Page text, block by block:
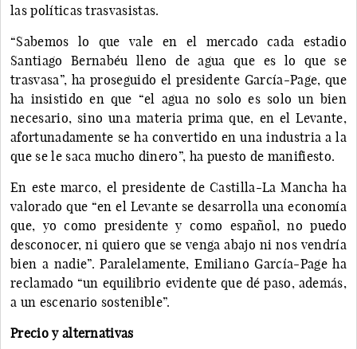
las políticas trasvasistas.
“Sabemos lo que vale en el mercado cada estadio
Santiago Bernabéu lleno de agua que es lo que se
trasvasa”, ha proseguido el presidente García-Page, que
ha insistido en que “el agua no solo es solo un bien
necesario, sino una materia prima que, en el Levante,
afortunadamente se ha convertido en una industria a la
que se le saca mucho dinero”, ha puesto de manifiesto.
En este marco, el presidente de Castilla-La Mancha ha
valorado que “en el Levante se desarrolla una economía
que, yo como presidente y como español, no puedo
desconocer, ni quiero que se venga abajo ni nos vendría
bien a nadie”. Paralelamente, Emiliano García-Page ha
reclamado “un equilibrio evidente que dé paso, además,
a un escenario sostenible”.
Precio y alternativas